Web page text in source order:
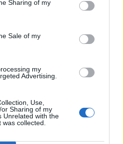
Sharing of my
Sale of my
my
Advertising.
Use,
Sharing of my
Unrelated with the
collected.
τους όρους συμμετοχής,
οπωσδήποτε ασφαλισμένο για
του τουριστικού γραφείου.
σύμβαση και θα παραλάβετε
παροχής υπηρεσιών. Μη
την επιστροφή των χρημάτων
ταξιδιού δεν ήταν οι
με τις επιθυμίες, την
αλλά και το βαλάντιο του